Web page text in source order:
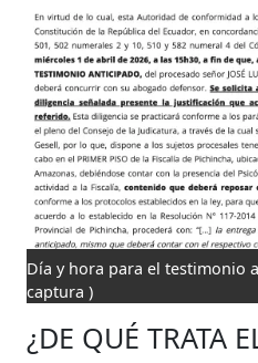
Día y hora para el testimonio
captura )
¿DE QUÉ TRATA